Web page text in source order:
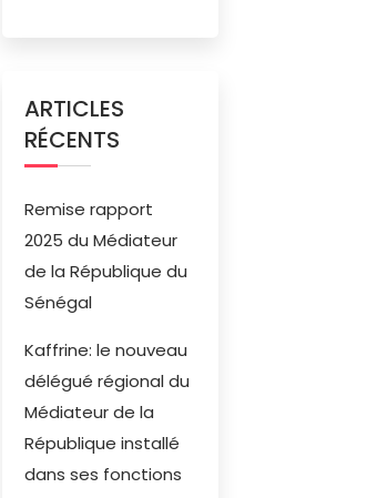
ARTICLES
RÉCENTS
Remise rapport
2025 du Médiateur
de la République du
Sénégal
Kaffrine: le nouveau
délégué régional du
Médiateur de la
République installé
dans ses fonctions